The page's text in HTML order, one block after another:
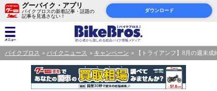
グーバイク・アプリ
バイクブロスの新着記事・話題の
記事を見逃さない！
ダウンロード
バイクブロス バイクニュース キャンペーン 【トライアンフ】8月の週末